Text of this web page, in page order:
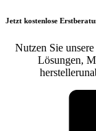
Jetzt kostenlose
Nutzen Sie
Lösungen,